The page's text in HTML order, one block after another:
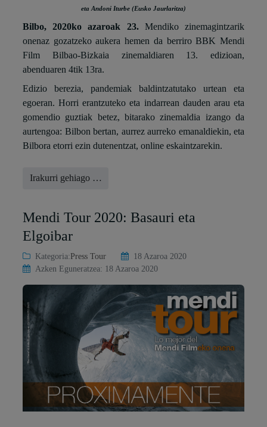
eta Andoni Iturbe (Eusko Jaurlaritza)
Bilbo, 2020ko azaroak 23.Mendiko zinemagintzarik
onenaz gozatzeko aukera hemen da berriro BBK Mendi
Film Bilbao-Bizkaia zinemaldiaren 13. edizioan,
abenduaren 4tik 13ra.
Edizio berezia, pandemiak baldintzatutako urtean eta
egoeran. Horri erantzuteko eta indarrean dauden arau eta
gomendio guztiak betez, bitarako zinemaldia izango da
aurtengoa: Bilbon bertan, aurrez aurreko emanaldiekin, eta
Bilbora etorri ezin dutenentzat, online eskaintzarekin.
Irakurri gehiago …
Mendi Tour 2020: Basauri eta
Elgoibar
Kategoria:Press Tour
18 Azaroa 2020
Azken Eguneratzea: 18 Azaroa 2020